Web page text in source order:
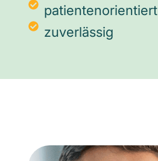
patientenorientiert
zuverlässig